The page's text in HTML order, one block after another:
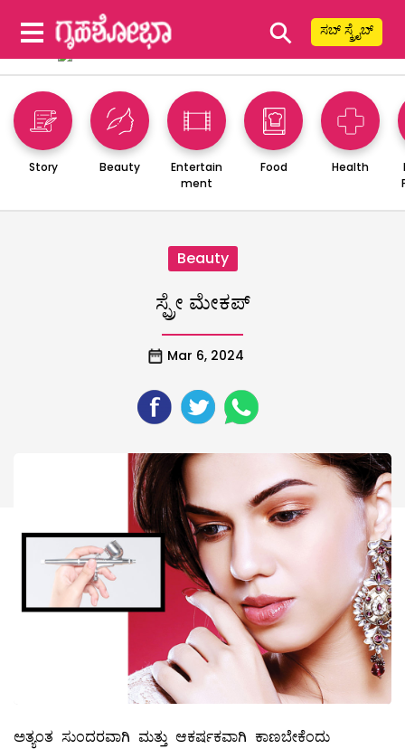
⚲ ಸಬ್ ಸ್ಕ್ರೈಬ್
Story Beauty
Entertain
ment
Food Health
Beauty
ಸ್ಪ್ರೇ ಮೇಕಪ್‌
Mar 6, 2024
ಅತ್ಯಂತ ಸುಂದರವಾಗಿ ಮತ್ತು ಆಕರ್ಷಕವಾಗಿ ಕಾಣಬೇಕೆಂದು